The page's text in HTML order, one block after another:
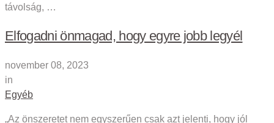
távolság, …
Elfogadni önmagad, hogy egyre jobb legyél
november 08, 2023
in
Egyéb
„Az önszeretet nem egyszerűen csak azt jelenti, hogy jól